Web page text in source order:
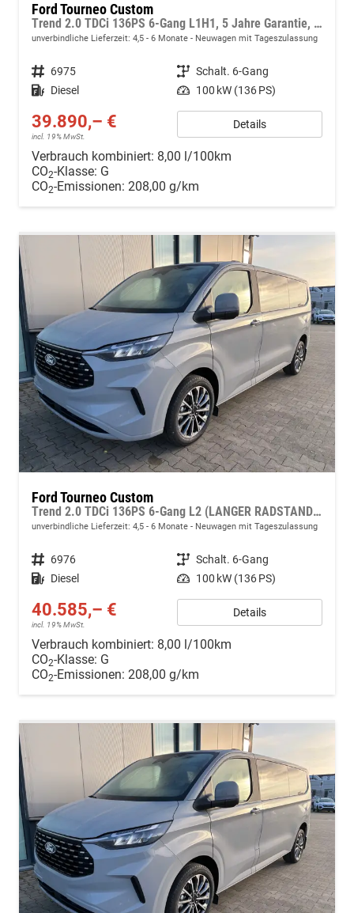
Ford Tourneo Custom
Trend 2.0 TDCi 136PS 6-Gang L1H1, 5 Jahre Garantie, 8 Plätze, 16" Alu, Parksensoren vo/hi, Rückfahrkamera, LED-Scheinwerfer, Keyless, Sitzheizung, Radio 13" inkl. Wireless AndroidAuto/Apple CarPlay, Tempomat, Klimaautomatik vo, Spurhaltehilfe
unverbindliche Lieferzeit: 4,5 - 6 Monate Neuwagen mit Tageszulassung
Fahrzeugnr. 6975 Getriebe Schalt. 6-Gang
Kraftstoff Diesel Leistung 100 kW (136 PS)
39.890,– €
incl. 19% MwSt.
Details
Verbrauch kombiniert: 8,00 l/100km
CO2-Klasse: G
CO2-Emissionen: 208,00 g/km
Ford Tourneo Custom
Trend 2.0 TDCi 136PS 6-Gang L2 (LANGER RADSTAND) H1, 5 Jahre Garantie, 8 Plätze, 16" Alu, Parksensoren vo/hi, Rückfahrkamera, LED-Scheinwerfer, Keyless, Sitzheizung, Radio 13" inkl. Wireless AndroidAuto/Apple CarPlay, Tempomat, Klimaautomatik vorn
unverbindliche Lieferzeit: 4,5 - 6 Monate Neuwagen mit Tageszulassung
Fahrzeugnr. 6976 Getriebe Schalt. 6-Gang
Kraftstoff Diesel Leistung 100 kW (136 PS)
40.585,– €
incl. 19% MwSt.
Details
Verbrauch kombiniert: 8,00 l/100km
CO2-Klasse: G
CO2-Emissionen: 208,00 g/km